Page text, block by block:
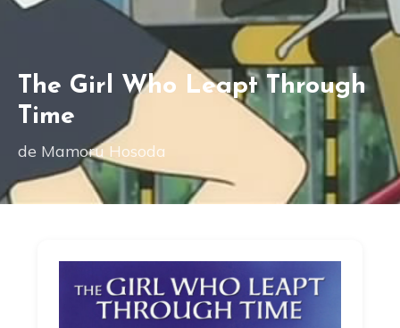
The Girl Who Leapt Through
Time
de Mamoru Hosoda